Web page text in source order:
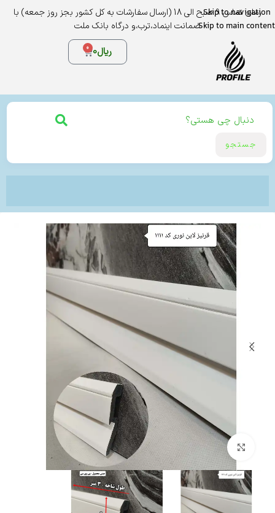
Skip to navigation
Skip to main content
زمان تماس 9 صبح الی 18 (ارسال سفارشات به کل کشور بجز روز جمعه) با
ضمانت اینماد،ترب،و درگاه بانک ملت
ریال0
0
جستجو
برای بزرگنمایی کلیک کنید